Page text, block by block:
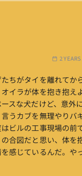
2
たちがタイを離れてか
オイラが体を抱き抱え
ースな犬だけど、意外
言うカブを無理やりバ
ビルの工事現場の前
の合図だと思い、体を
感じているんだ。や